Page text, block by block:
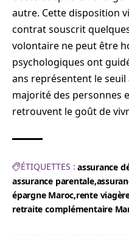
autre. Cette disposition
contrat souscrit
volontaire ne peut être
psychologiques ont
ans représentent le
majorité des personnes
retrouvent le goût de
ÉTIQUETTES : assurance
assurance parentale
épargne Maroc rente
retraite complémentaire